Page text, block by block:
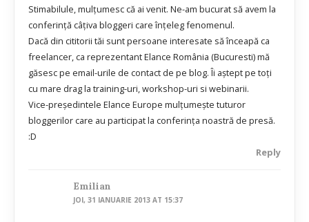
Stimabilule, mulţumesc că ai venit. Ne-am bucurat să avem la
conferinţă câţiva bloggeri care înţeleg fenomenul.
Dacă din cititorii tăi sunt persoane interesate să înceapă ca
freelancer, ca reprezentant Elance România (Bucuresti) mă
găsesc pe email-urile de contact de pe blog. Îi aştept pe toţi
cu mare drag la training-uri, workshop-uri si webinarii.
Vice-preşedintele Elance Europe mulţumeşte tuturor
bloggerilor care au participat la conferinţa noastră de presă.
:D
Reply
Emilian
JOI, 31 IANUARIE 2013 AT 15:37